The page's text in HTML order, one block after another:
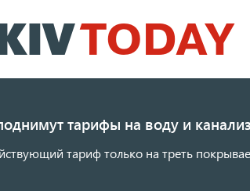
к
основному
тарифы на воду и
тариф только на треть